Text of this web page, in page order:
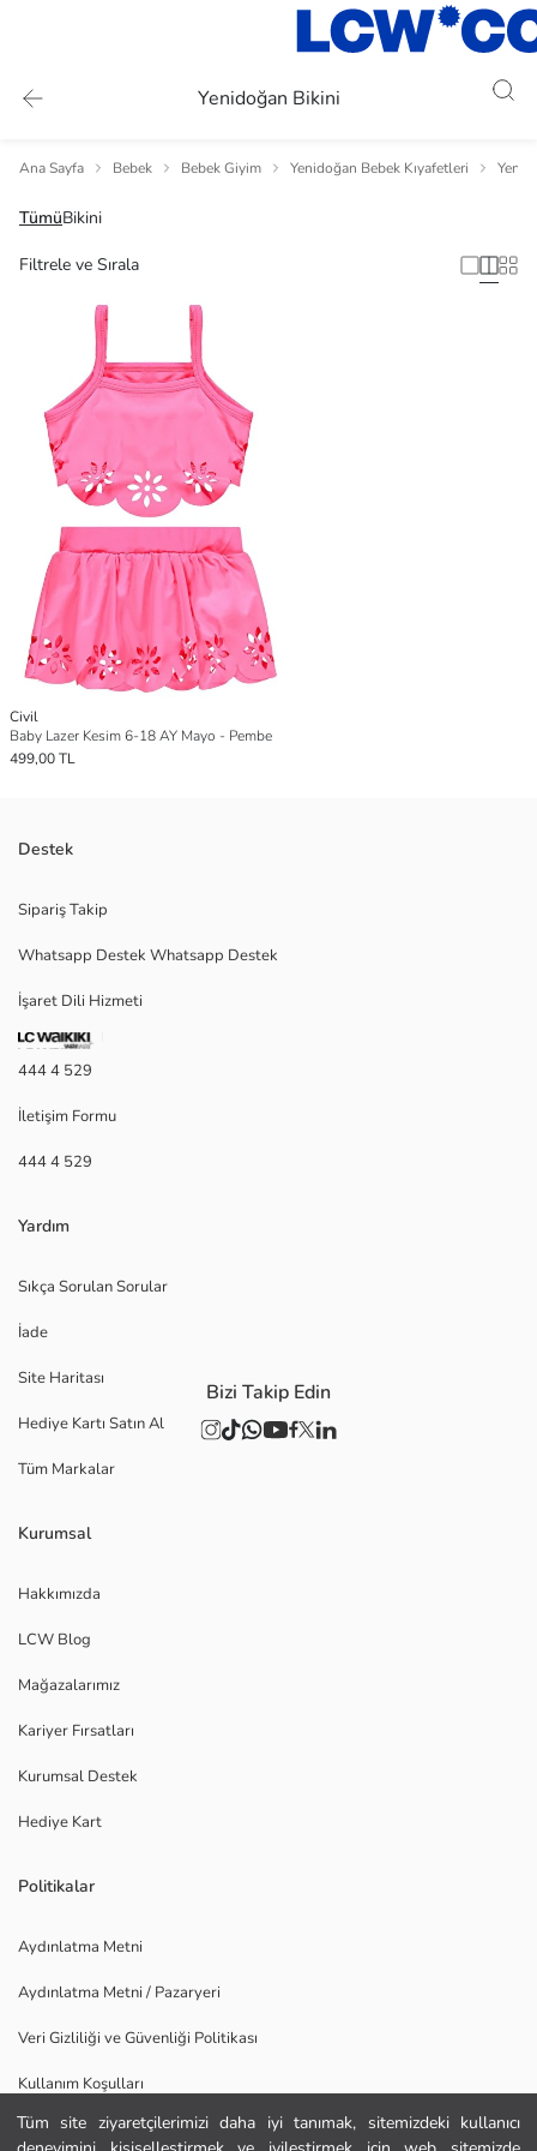
Tüm site ziyaretçilerimizi daha iyi tanımak, sitemizdeki kullanıcı
Yenidoğan Bikini
Ana Sayfa Bebek Bebek Giyim Yenidoğan Bebek Kıyafetleri
TümüBikini
Filtrele ve Sırala
Civil
Baby Lazer Kesim 6-18 AY Mayo - Pembe
499,00 TL
Destek
Sipariş Takip
Whatsapp Destek Whatsapp Destek
İşaret Dili Hizmeti
444 4 529
İletişim Formu
444 4 529
Yardım
Sıkça Sorulan Sorular
İade
Site Haritası
Hediye Kartı Satın Al
Tüm Markalar
Kurumsal
Hakkımızda
LCW Blog
Mağazalarımız
Kariyer Fırsatları
Kurumsal Destek
Hediye Kart
Politikalar
Aydınlatma Metni
Aydınlatma Metni / Pazaryeri
Veri Gizliliği ve Güvenliği Politikası
Kullanım Koşulları
Uygulamamızı İndirin
Bizi Takip Edin